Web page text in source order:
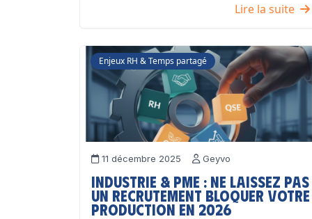
Lire la suite
Enjeux RH & Temps partagé
11 décembre 2025 Geyvo
Industrie & PME : ne laissez pas
un recrutement bloquer votre
production en 2026